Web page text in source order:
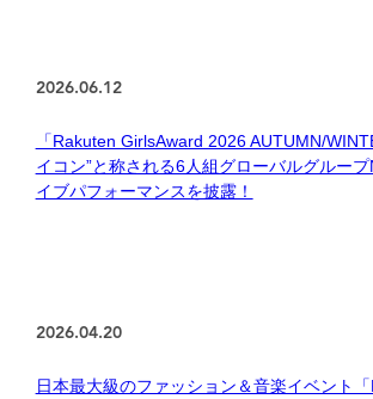
2026.06.12
「Rakuten GirlsAward 2026 AUTUMN/
イコン”と称される6人組グローバルグルー
イブパフォーマンスを披露！
2026.04.20
日本最大級のファッション＆音楽イベント